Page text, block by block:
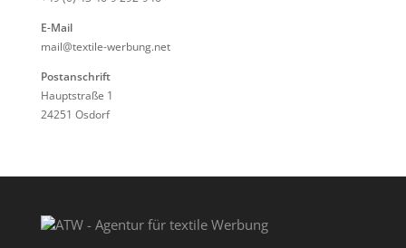
E-Mail
mail@textile-werbung.net
Postanschrift
Hauptstraße 1
24251 Osdorf